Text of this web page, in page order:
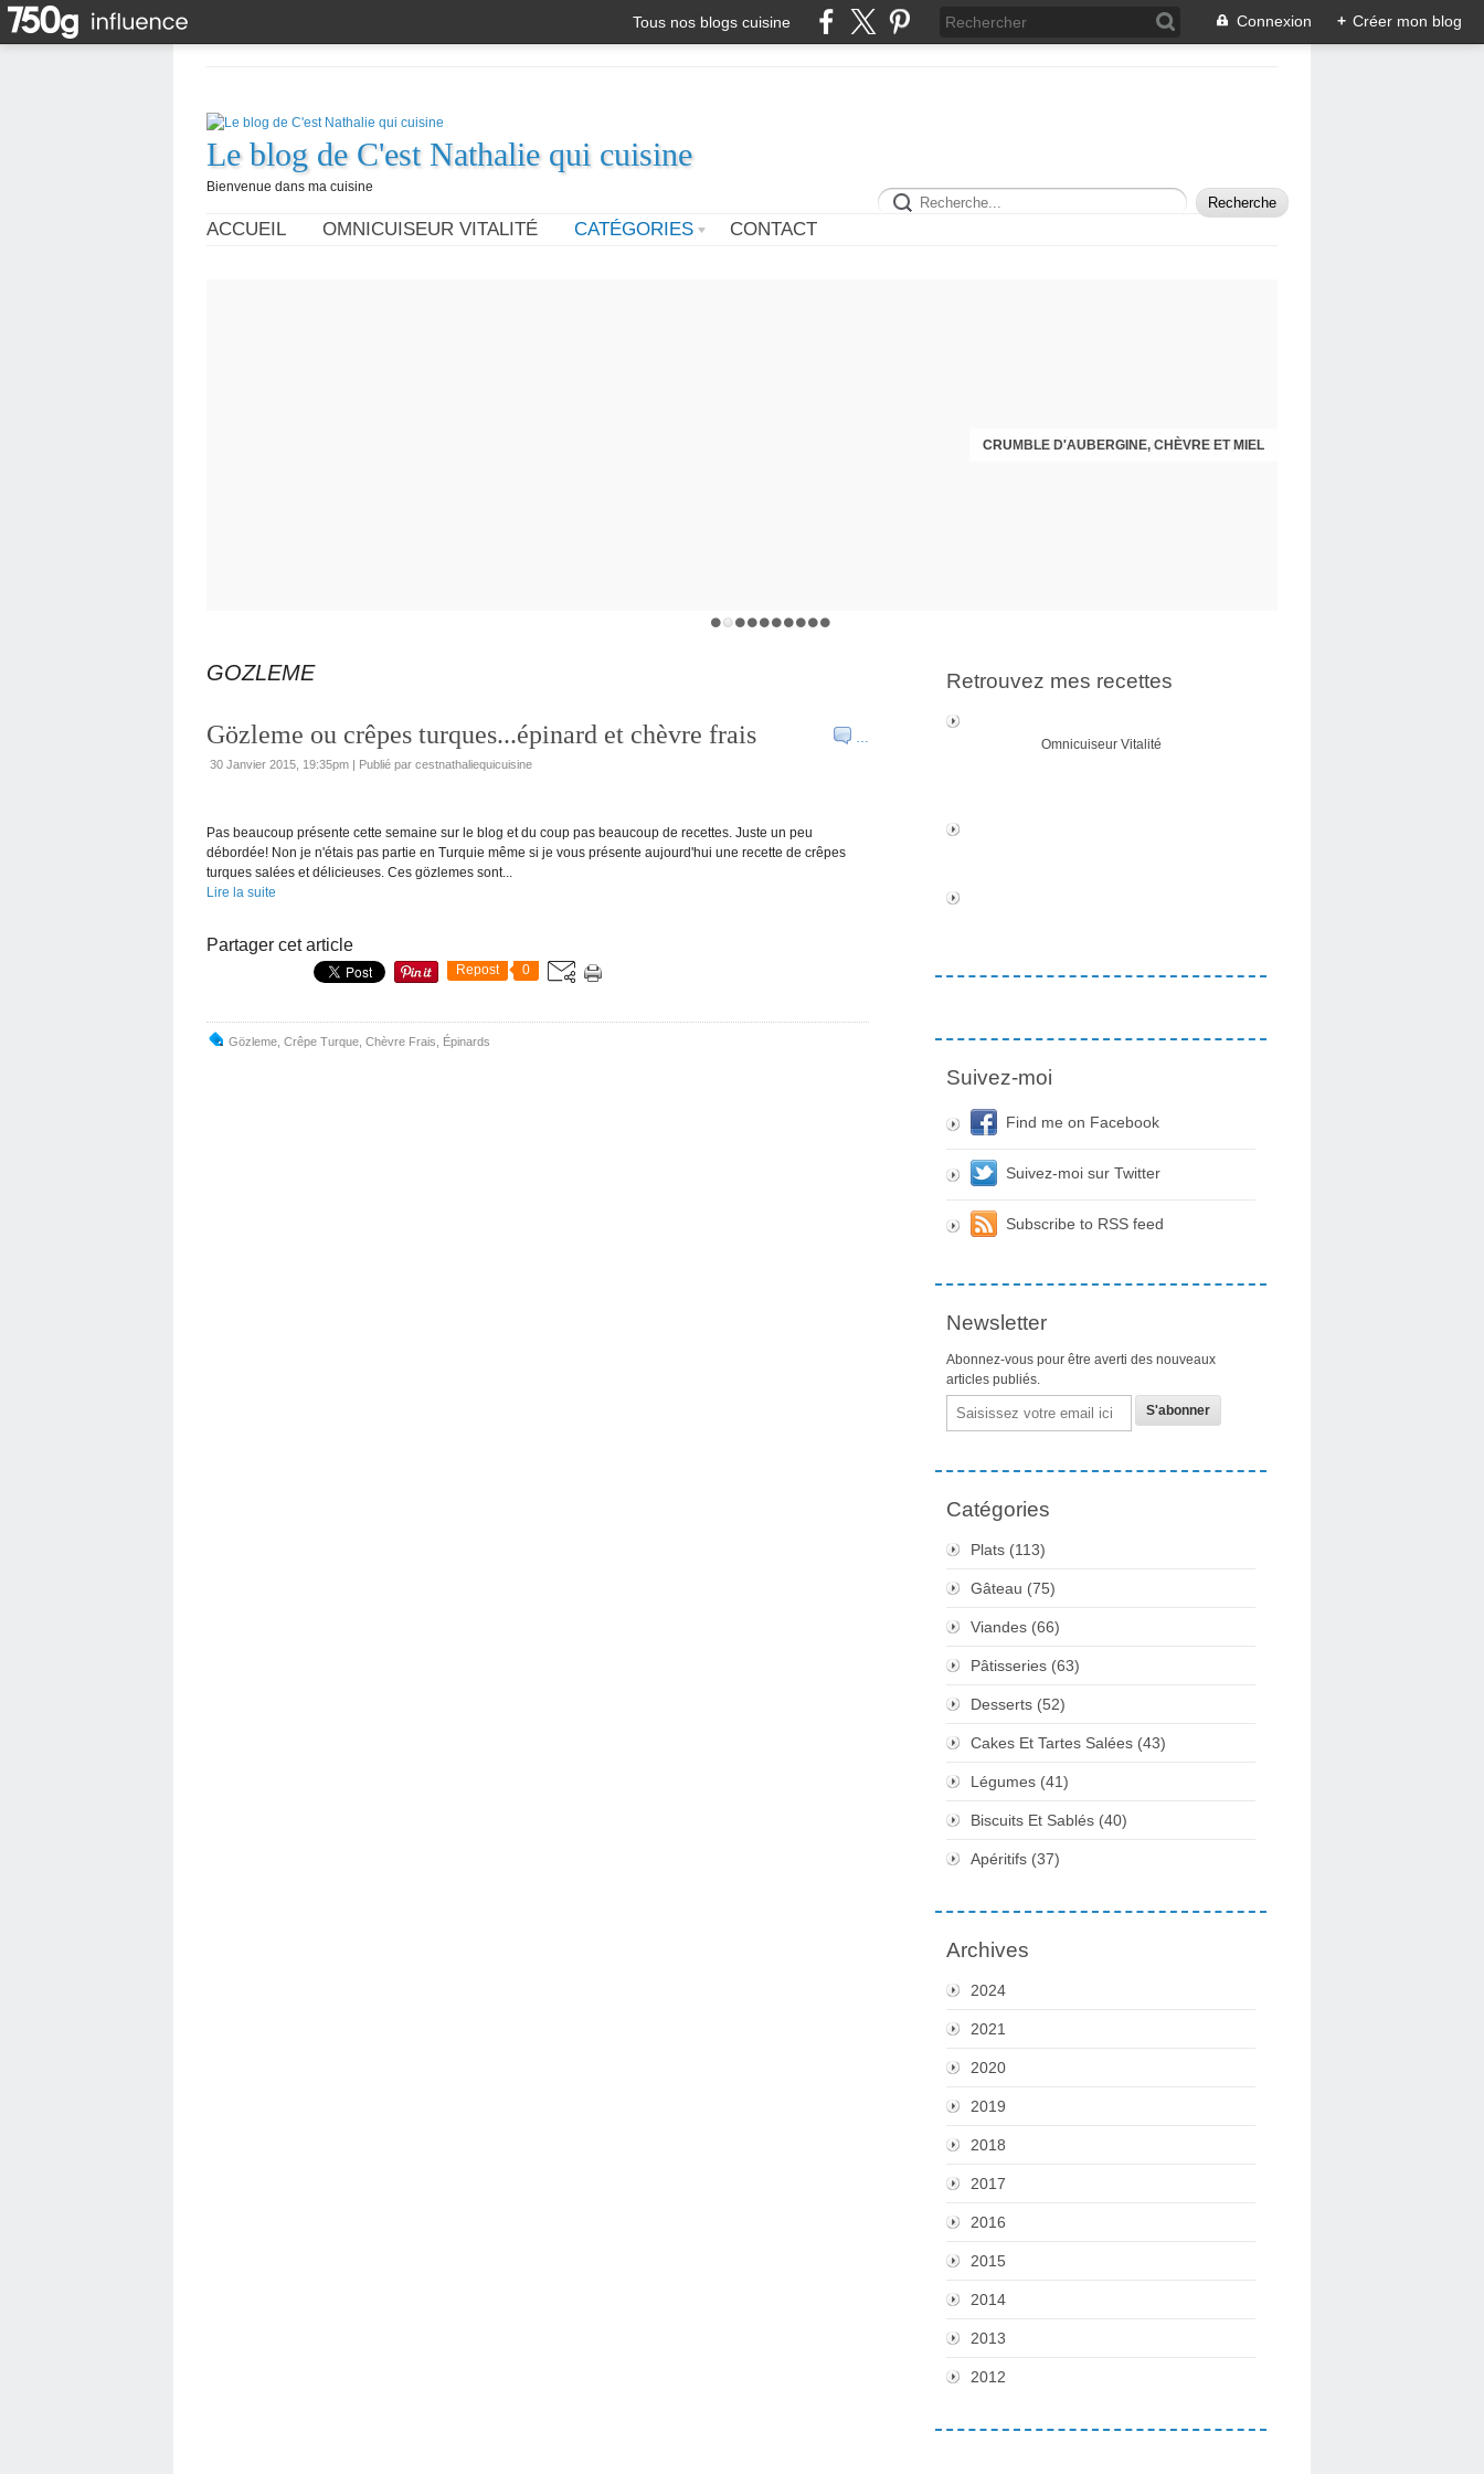
Tous nos blogs cuisine Connexion + Créer mon blog
Le blog de C'est Nathalie qui cuisine
Bienvenue dans ma cuisine
ACCUEIL OMNICUISEUR VITALITÉ CATÉGORIES CONTACT
CRUMBLE D'AUBERGINE, CHÈVRE ET MIEL
SAUTÉ DE VEAU À LA PROVENÇALE
GOZLEME
…
Gözleme ou crêpes turques...épinard et chèvre frais
30 Janvier 2015, 19:35pm | Publié par cestnathaliequicuisine
Pas beaucoup présente cette semaine sur le blog et du coup pas beaucoup de recettes. Juste un peu
débordée! Non je n'étais pas partie en Turquie même si je vous présente aujourd'hui une recette de crêpes
turques salées et délicieuses. Ces gözlemes sont...
Lire la suite
Partager cet article
Repost 0
Gözleme Crêpe Turque Chèvre Frais Épinards
Retrouvez mes recettes
Omnicuiseur Vitalité
Suivez-moi
Find me on Facebook
Suivez-moi sur Twitter
Subscribe to RSS feed
Newsletter
Abonnez-vous pour être averti des nouveaux
articles publiés.
Email
Catégories
Plats (113)
Gâteau (75)
Viandes (66)
Pâtisseries (63)
Desserts (52)
Cakes Et Tartes Salées (43)
Légumes (41)
Biscuits Et Sablés (40)
Apéritifs (37)
Archives
2024
2021
2020
2019
2018
2017
2016
2015
2014
2013
2012